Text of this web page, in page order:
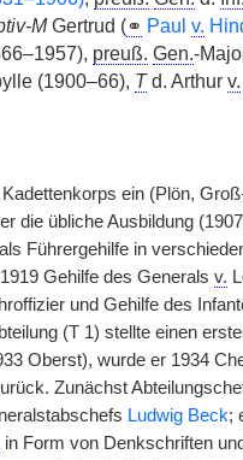
MGertrud (⚭ Paul v.
preuß. Gen.-
(1900–66), Td. Arthur v.
ein (Plön,
die übliche Ausbildung
Führergehilfe in
1919 Gehilfe des Generals v.
und Gehilfe des
(T 1) stellte einen
Oberst), wurde er 1934
Zunächst
Ludwig Beck;
in Form von Denkschriften